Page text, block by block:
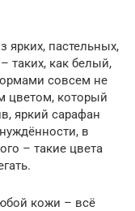
пастельных,
таких, как белый,
совсем не
цветом, который
яркий сарафан
в
– такие цвета
кожи – всё